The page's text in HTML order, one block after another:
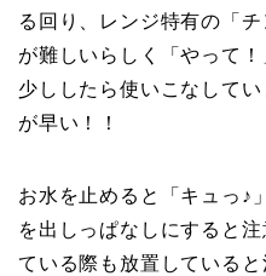
る回り、レンジ特有の「
が難しいらしく「やって
少ししたら使いこなして
が早い！！
お水を止めると「キュっ♪
を出しっぱなしにすると
ている際も放置している